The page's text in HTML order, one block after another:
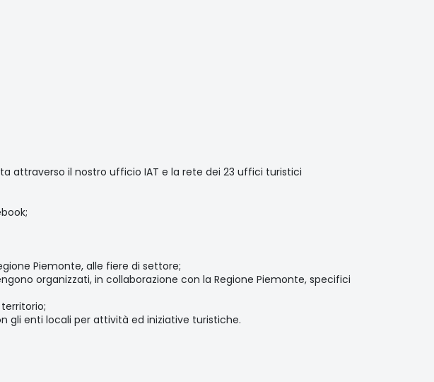
attraverso il nostro ufficio IAT e la rete dei 23 uffici turistici
Piemonte, alle fiere di settore;
organizzati, in collaborazione con la Regione Piemonte, specifici
gli enti locali per attività ed iniziative turistiche.